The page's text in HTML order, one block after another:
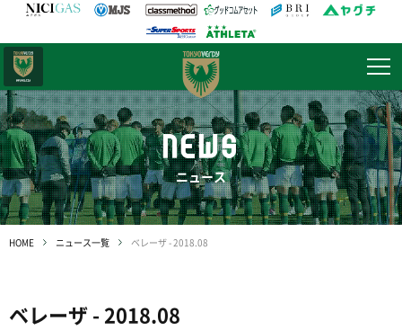
NEWS
ニュース
HOME ニュース一覧 ベレーザ - 2018.08
ベレーザ - 2018.08